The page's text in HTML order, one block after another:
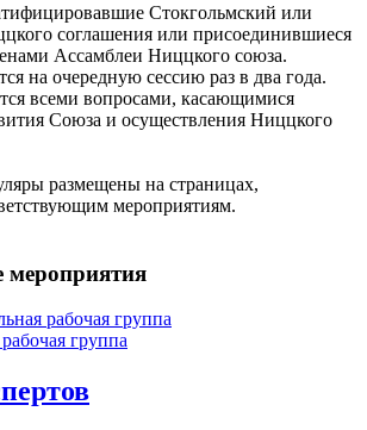
Стокгольмский или
соглашения или присоединившиеся
Ассамблеи Ниццкого союза.
на очередную сессию раз в два года.
всеми вопросами, касающимися
Союза и осуществления Ниццкого
размещены на страницах,
мероприятиям.
рабочая группа
группа